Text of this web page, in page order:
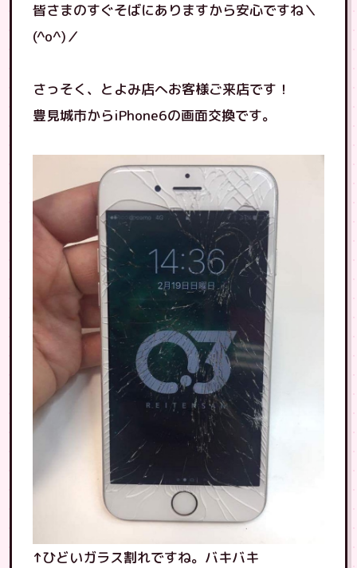
皆さまのすぐそばにありますから安心ですね＼
(^o^)／
さっそく、とよみ店へお客様ご来店です！
豊見城市からiPhone6の画面交換です。
↑ひどいガラス割れですね。バキバキ